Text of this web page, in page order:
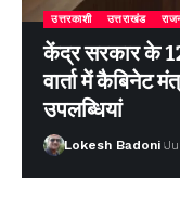
उत्तरकाशी उत्तराखंड
केंद्र सरकार के
वार्ता में कैबिनेट
उपलब्धियां
Lokesh Badoni